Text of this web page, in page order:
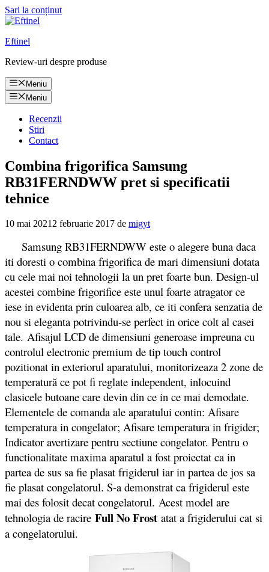
Sari la conținut
Eftinel
Review-uri despre produse
Meniu
Meniu
Recenzii
Stiri
Contact
Combina frigorifica Samsung
RB31FERNDWW pret si specificatii
tehnice
10 mai 20212 februarie 2017 de migyt
Samsung RB31FERNDWW este o alegere buna daca
iti doresti o combina frigorifica de mari dimensiuni dotata
cu cele mai noi tehnologii la un pret foarte bun. Design-ul
acestei combine frigorifice este unul foarte atragator ce
iese in evidenta prin culoarea alb, ce iti confera senzatia de
nou si eleganta potrivindu-se perfect in orice colt al casei
tale. Afisajul LCD de dimensiuni generoase impreuna cu
controlul electronic premium de tip touch control
pozitionat in exteriorul aparatului, monitorizeaza 2 zone de
temperatură ce pot fi reglate independent, inlocuind
clasicele butoane care devin din ce in ce mai demodate.
Elementele de comanda ale aparatului contin: Afisare
temperatura in congelator; Afisare temperatura in frigider;
Indicator avertizare pentru sectiune congelator. Pentru o
functionalitate maxima aparatul a fost proiectat ca in
partea de sus sa fie plasat frigiderul iar in partea de jos sa
fie plasat congelatorul. S-a demonstrat ca frigiderul este
mai des folosit decat congelatorul. Acest model are
tehnologia de racire Full No Frost atat a frigiderului cat si
a congelatorului.